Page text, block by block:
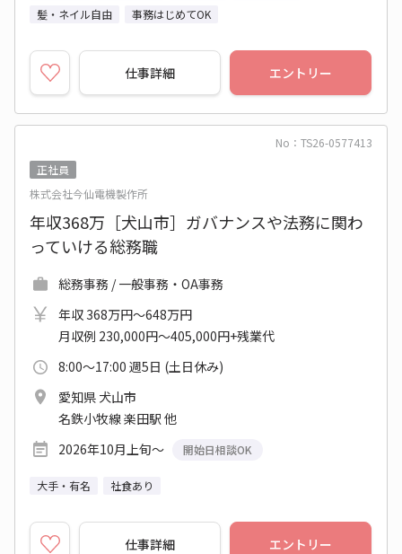
髪・ネイル自由
事務はじめてOK
仕事詳細 エントリー
No：TS26-0577413
正社員
株式会社今仙電機製作所
年収368万［犬山市］ガバナンスや法務に関わ
っていける総務職
総務事務 / 一般事務・OA事務
年収 368万円～648万円
月収例 230,000円～405,000円+残業代
8:00～17:00 週5日 (土日休み)
愛知県 犬山市
名鉄小牧線 楽田駅 他
2026年10月上旬～
開始日相談OK
大手・有名 社食あり
仕事詳細 エントリー